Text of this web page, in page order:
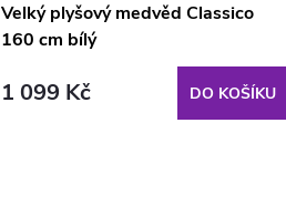
Velký plyšový medvěd Classico
160 cm bílý
1 099 Kč DO KOŠÍKU